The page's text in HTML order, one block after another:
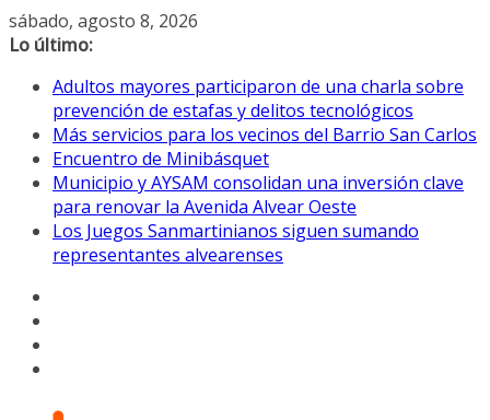
Saltar
al
sábado, agosto 8, 2026
Lo último:
Adultos mayores participaron de una charla sobre
prevención de estafas y delitos tecnológicos
Más servicios para los vecinos del Barrio San Carlos
Encuentro de Minibásquet
Municipio y AYSAM consolidan una inversión clave
para renovar la Avenida Alvear Oeste
Los Juegos Sanmartinianos siguen sumando
representantes alvearenses